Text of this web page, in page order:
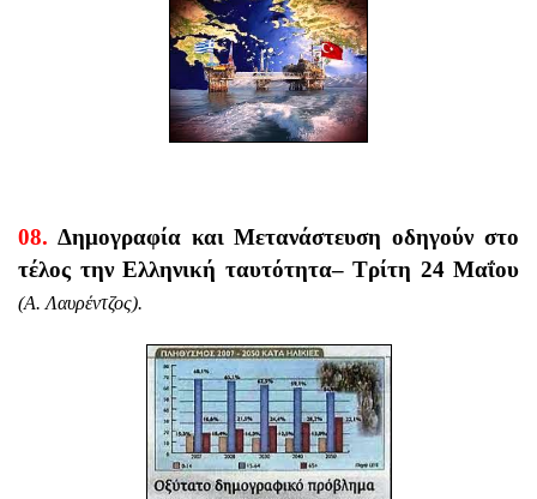
08. Δημογραφία και Μετανάστευση οδηγούν στο
τέλος την Ελληνική ταυτότητα– Τρίτη 24 Μαΐου
(Α. Λαυρέντζος).